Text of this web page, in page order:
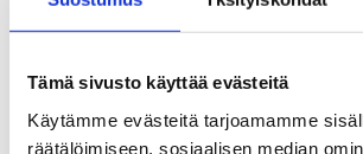
Tämä sivusto käyttää evästeitä
Käytämme evästeitä tarjoamamme
räätälöimiseen, sosiaalisen median
Olympiakisoissa Rönn oli mukana
hän vihelsi kuudesti.
Rönn aloitti ensimmäisenä